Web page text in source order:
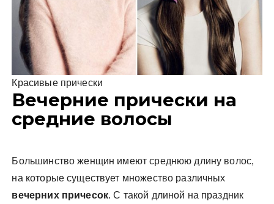
Красивые прически
Вечерние прически на
средние волосы
Большинство женщин имеют среднюю длину волос,
на которые существует множество различных
вечерних причесок. С такой длиной на праздник